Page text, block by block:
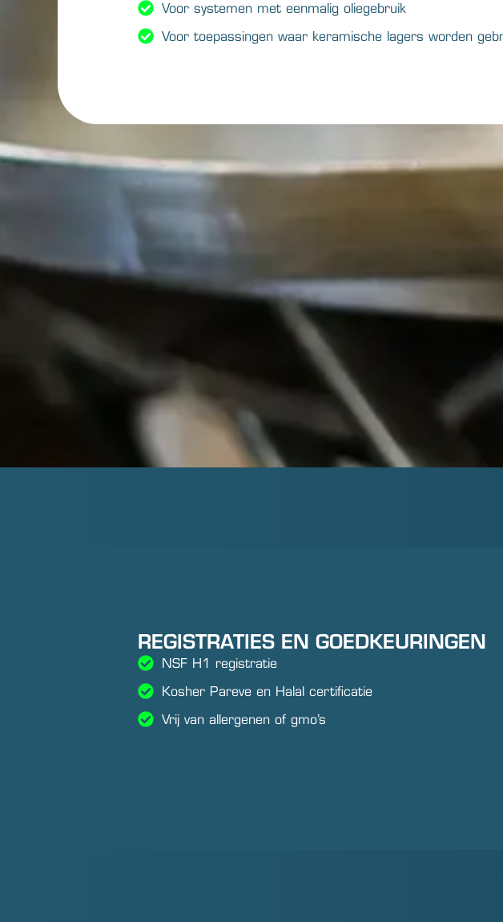
Voor systemen met eenmalig oliegebruik
Voor toepassingen waar keramische lagers worden
REGISTRATIES EN GOEDKEURINGEN
NSF H1 registratie
Kosher Pareve en Halal certificatie
Vrij van allergenen of gmo’s